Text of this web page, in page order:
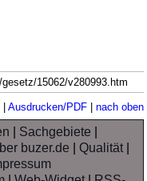
gesetz/15062/v280993.htm
| Ausdrucken/PDF| nach oben
Sachgebiete
buzer.de |Qualität|